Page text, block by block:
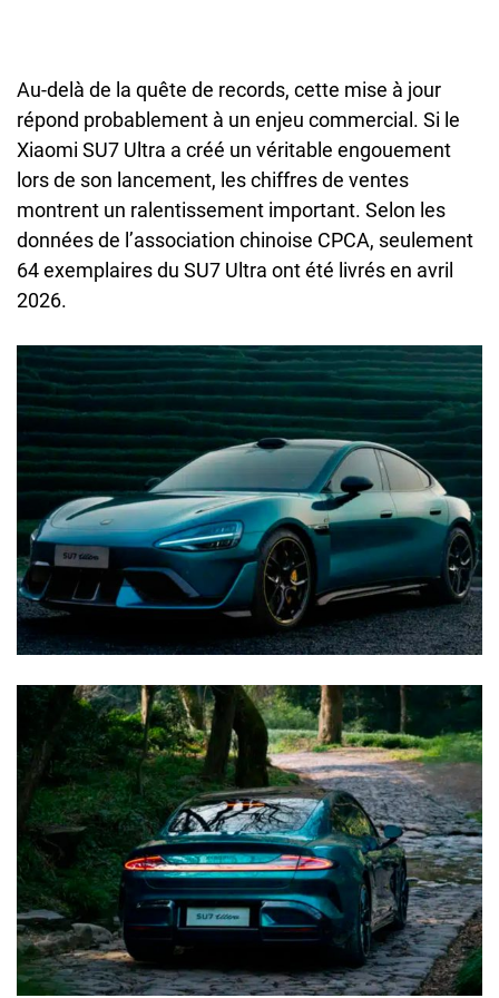
Au-delà de la quête de records, cette mise à jour
répond probablement à un enjeu commercial. Si le
Xiaomi SU7 Ultra a créé un véritable engouement
lors de son lancement, les chiffres de ventes
montrent un ralentissement important. Selon les
données de l’association chinoise CPCA, seulement
64 exemplaires du SU7 Ultra ont été livrés en avril
2026.